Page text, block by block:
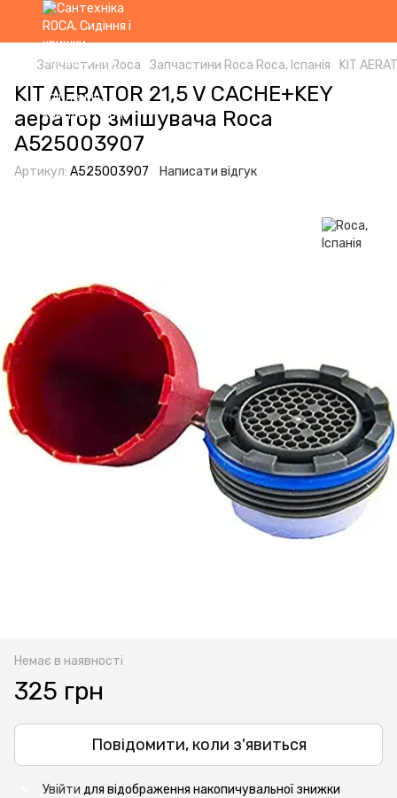
Запчастини Roca Запчастини Roca Roca, Іспанія KIT
KIT AERATOR 21,5 V CACHE+KEY
аератор змішувача Roca
A525003907
Артикул: A525003907 Написати відгук
Немає в наявності
325 грн
Повідомити, коли з'явиться
Увійти для відображення накопичувальної знижки